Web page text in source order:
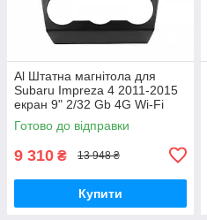
Al Штатна магнітола для
Subaru Impreza 4 2011-2015
екран 9" 2/32 Gb 4G Wi-Fi
GPS Top Android
Готово до відправки
9 310 ₴ 13 948 ₴
Купити